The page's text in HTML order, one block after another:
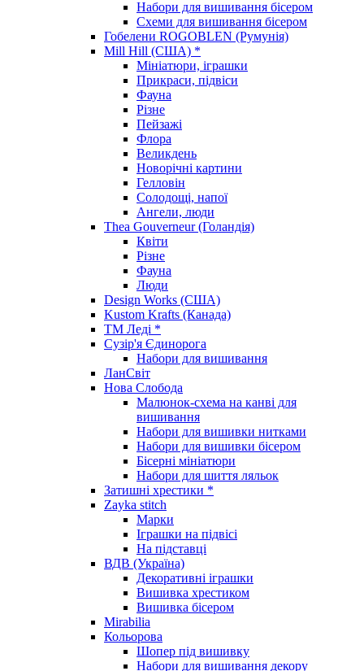
Набори для вишивання бісером
Схеми для вишивання бісером
Гобелени ROGOBLEN (Румунія)
Mill Hill (США) *
Мініатюри, іграшки
Прикраси, підвіси
Фауна
Різне
Пейзажі
Флора
Великдень
Новорічні картини
Гелловін
Солодощі, напої
Ангели, люди
Thea Gouverneur (Голандія)
Квіти
Різне
Фауна
Люди
Design Works (США)
Kustom Krafts (Канада)
ТМ Леді *
Сузір'я Єдинорога
Набори для вишивання
ЛанСвіт
Нова Слобода
Малюнок-схема на канві для
вишивання
Набори для вишивки нитками
Набори для вишивки бісером
Бісерні мініатюри
Набори для шиття ляльок
Затишні хрестики *
Zayka stitch
Марки
Іграшки на підвісі
На підставці
ВДВ (Україна)
Декоративні іграшки
Вишивка хрестиком
Вишивка бісером
Mirabilia
Кольорова
Шопер під вишивку
Набори для вишивання декору